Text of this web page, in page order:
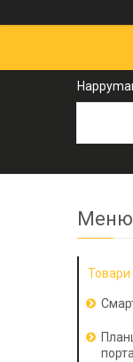
Товари